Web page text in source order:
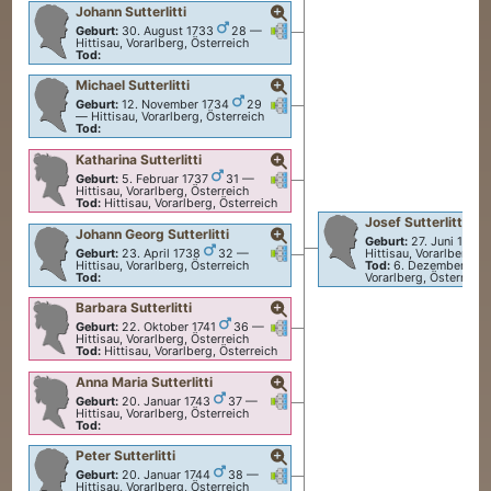
Verknüpfungen
Verknüpfungen
JohannSutterlitti
Geburt: 30. August 1733 28 —
Hittisau, Vorarlberg, Österreich
Tod:
Verknüpfungen
Verknüpfungen
MichaelSutterlitti
Geburt: 12. November 1734
29
— Hittisau, Vorarlberg, Österreich
Tod:
Verknüpfungen
Verknüpfungen
KatharinaSutterlitti
Geburt: 5. Februar 1737 31 —
Hittisau, Vorarlberg, Österreich
Tod: Hittisau, Vorarlberg, Österreich
Verknüpfungen
Verknüpfungen
Johann GeorgSutterlitti
Geburt: 23. April 1738 32 —
Hittisau, Vorarlberg, Österreich
Tod:
Verknüpfungen
Verknüpfungen
BarbaraSutterlitti
Geburt: 22. Oktober 1741 36 —
Hittisau, Vorarlberg, Österreich
Tod: Hittisau, Vorarlberg, Österreich
Verknüpfungen
Verknüpfungen
Anna MariaSutterlitti
Geburt: 20. Januar 1743 37 —
Hittisau, Vorarlberg, Österreich
Tod:
Verknüpfungen
Verknüpfungen
PeterSutterlitti
Geburt: 20. Januar 1744 38 —
Hittisau, Vorarlberg, Österreich
JosefSutterlitti
Geburt: 27. Juni 1705
Hittisau, Vorarlberg,
Tod: 6. Dezember
Vorarlberg, Österreich